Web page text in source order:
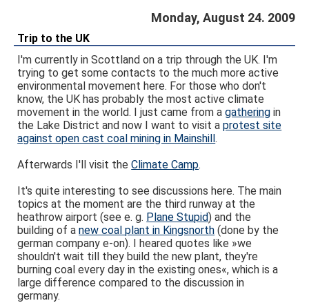
Monday, August 24. 2009
Trip to the UK
I'm currently in Scottland on a trip through the UK. I'm
trying to get some contacts to the much more active
environmental movement here. For those who don't
know, the UK has probably the most active climate
movement in the world. I just came from agathering in
the Lake District and now I want to visit aprotest site
against open cast coal mining in Mainshill.
Afterwards I'll visit theClimate Camp.
It's quite interesting to see discussions here. The main
topics at the moment are the third runway at the
heathrow airport (see e. g. Plane Stupid) and the
building of anew coal plant in Kingsnorth (done by the
german company e-on). I heared quotes like »we
shouldn't wait till they build the new plant, they're
burning coal every day in the existing ones«, which is a
large difference compared to the discussion in
germany.